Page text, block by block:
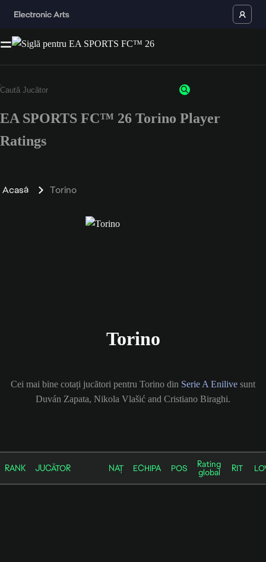
EA SPORTS FC™ 26 Torino Player
Ratings
Acasă Torino
Torino
Cei mai bine cotați jucători pentru Torino din Serie A Enilive sunt
Duván Zapata, Nikola Vlašić and Cristiano Biraghi.
RANK JUCĂTOR NAȚ ECHIPA POS Rating
global RIT